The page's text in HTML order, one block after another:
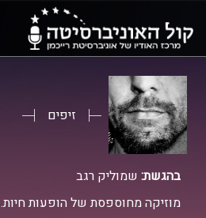
התפריט
הראשי
התוכן
הראשי
זיפים
בהגשת: שמוליק רגב
מוזיקה מחוספסת של הופעות חיות.